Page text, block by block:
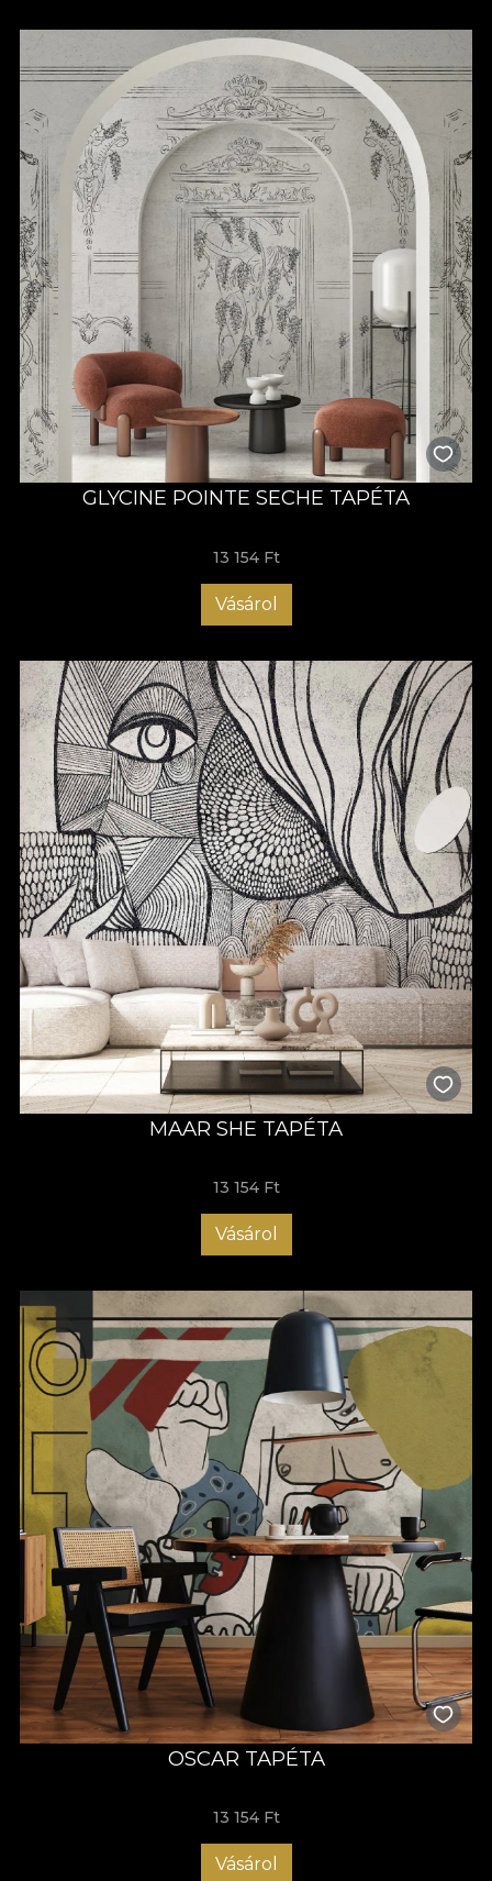
GLYCINE POINTE SECHE TAPÉTA
13 154 Ft
Vásárol
MAAR SHE TAPÉTA
13 154 Ft
Vásárol
OSCAR TAPÉTA
13 154 Ft
Vásárol